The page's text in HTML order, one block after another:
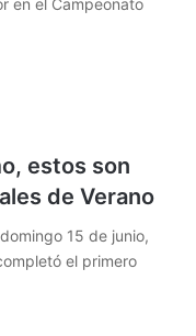
en el Campeonato
estos son
de Verano
15 de junio,
el primero